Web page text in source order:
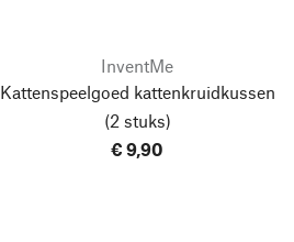
InventMe
Kattenspeelgoed kattenkruidkussen
(2 stuks)
€ 9,90